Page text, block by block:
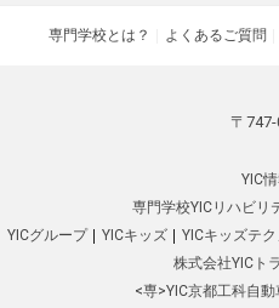
専門学校とは？ よくあるご質問
〒
YIC
専門学校YICリハビリ
YICグループ
YICキッズ YICキッズテ
株式会社YICト
<専>YIC京都工科自